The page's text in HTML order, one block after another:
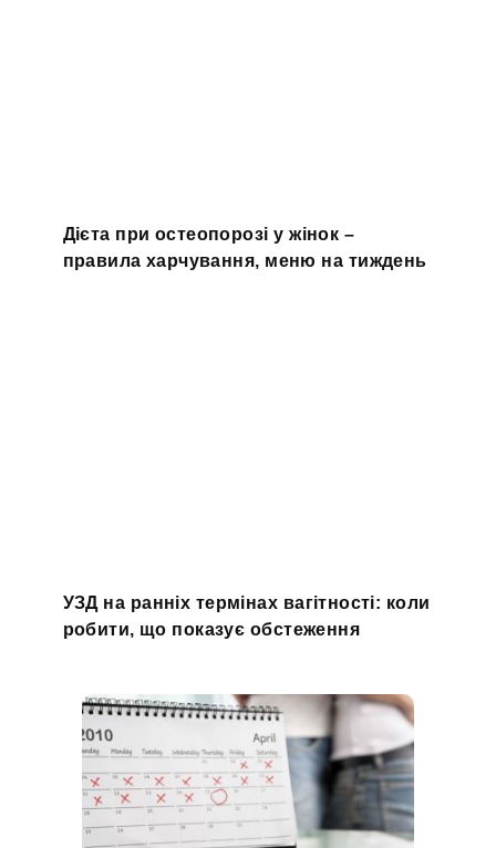
Дієта при остеопорозі у жінок –
правила харчування, меню на тиждень
УЗД на ранніх термінах вагітності: коли
робити, що показує обстеження